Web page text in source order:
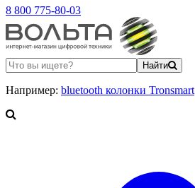
8 800 775-80-03
Найти
Например: bluetooth колонки Tronsmart